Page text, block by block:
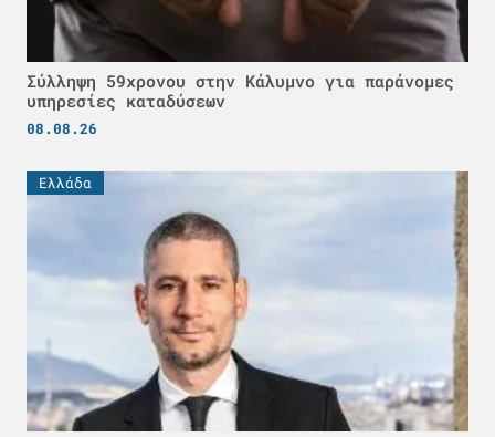
Σύλληψη 59χρονου στην Κάλυμνο για παράνομες
υπηρεσίες καταδύσεων
08.08.26
Ελλάδα